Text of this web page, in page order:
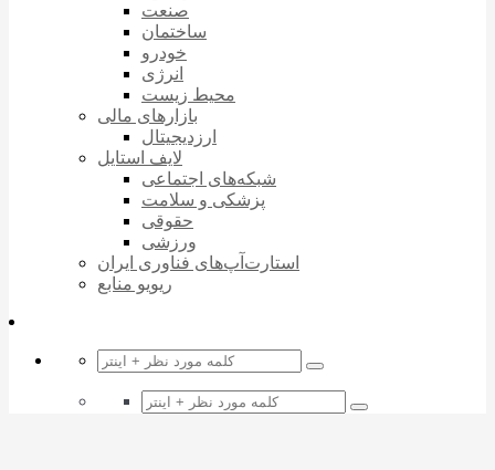
صنعت
ساختمان
خودرو
انرژی
محیط زیست
بازارهای مالی
ارزدیجیتال
لایف استایل
شبکه‌های اجتماعی
پزشکی و سلامت
حقوقی
ورزشی
استارت‌آپ‌های فناوری ایران
ریویو منابع